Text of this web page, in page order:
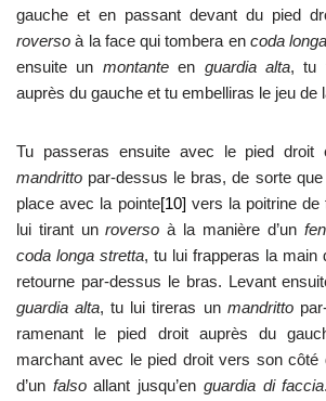
gauche et en passant devant du pied
roverso à la face qui tombera en coda
ensuite un montanteen guardia alta, tu
auprès du gauche et tu embelliras le jeu de
Tu passeras ensuite avec le pied droit
mandritto par-dessus le bras, de sorte
place avec la pointe[10]vers la poitrine de
lui tirant unroverso à la manière d’un
coda longa stretta, tu lui frapperas la main
retourne par-dessus le bras. Levant
guardia alta, tu lui tireras un mandritto
ramenant le pied droit auprès du
marchant avec le pied droit vers son côté
d’un falsoallant jusqu’en guardia di faccia